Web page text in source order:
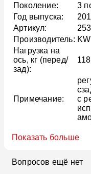
Поколение:
3
Год выпуска:
Артикул:
Производитель: KW
Нагрузка на
ось, кг (перед/
зад):
Примечание:
с
Показать больше
Вопросов ещё нет